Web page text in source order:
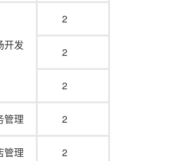
开发
2
2
2
管理 2
管理
2